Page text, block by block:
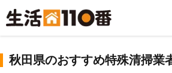
秋田県のおすすめ特殊清掃業